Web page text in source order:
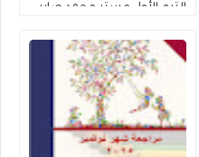
الترم الأول مستر محمد صابر